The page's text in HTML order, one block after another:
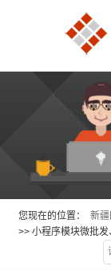
您现在的位置： 新
>> 小程序模块微批